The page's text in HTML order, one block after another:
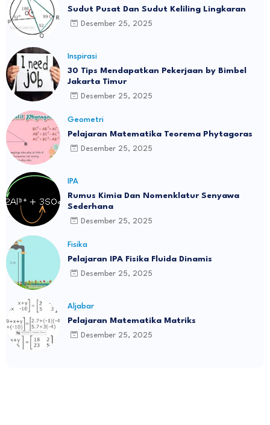
Sudut Pusat Dan Sudut Keliling Lingkaran
Desember 25, 2025
Inspirasi
30 Tips Mendapatkan Pekerjaan by Bimbel
Jakarta Timur
Desember 25, 2025
Geometri
Pelajaran Matematika Teorema Phytagoras
Desember 25, 2025
IPA
Rumus Kimia Dan Nomenklatur Senyawa
Sederhana
Desember 25, 2025
Fisika
Pelajaran IPA Fisika Fluida Dinamis
Desember 25, 2025
Aljabar
Pelajaran Matematika Matriks
Desember 25, 2025